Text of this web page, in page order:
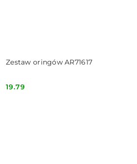
Zestaw oringów AR71617
Cena:
19.79